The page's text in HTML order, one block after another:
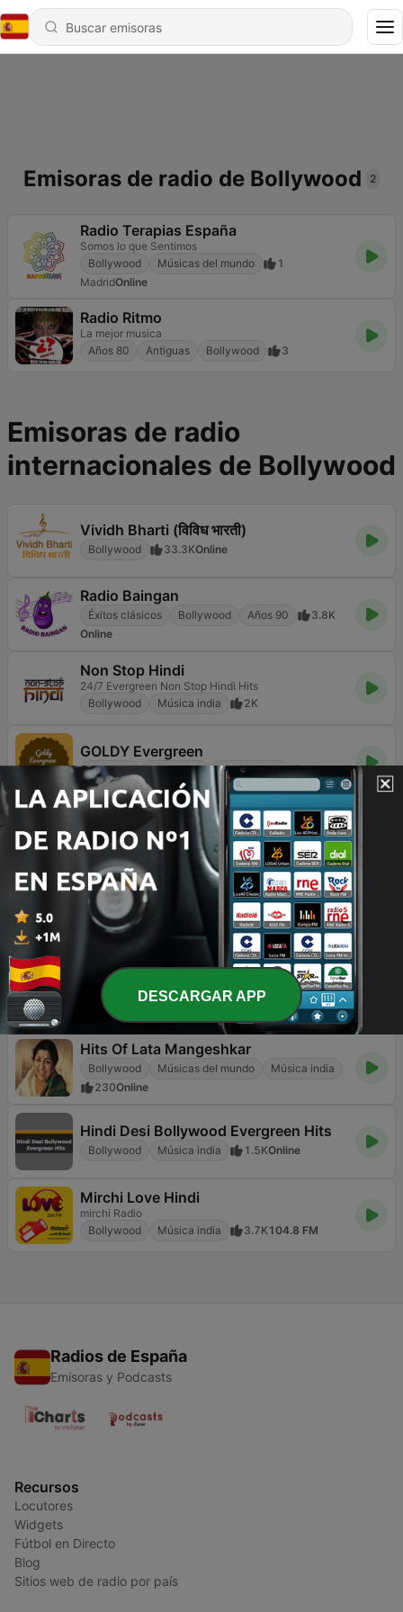
Emisoras de radio de Bollywood 2
Radio Terapias España
Somos lo que Sentimos
Bollywood
Músicas del mundo
1
MadridOnline
Radio Ritmo
La mejor musica
Años 80
Antiguas Bollywood 3
Emisoras de radio
internacionales de Bollywood
Vividh Bharti (विविध भारती)
Bollywood 33.3KOnline
Radio Baingan
Éxitos clásicos Bollywood Años 90
3.8K
Online
Non Stop Hindi
24/7 Evergreen Non Stop Hindi Hits
Bollywood
Música india 2K
GOLDY Evergreen
Antiguas Bollywood Música india 2.2K
Bollywood Gaane Purane
Golden Hits
Antiguas
Bollywood Música india
2.7K
Online
Radio Retro Bollywood 90s
Hits you love
Bollywood
Años 90 Música india 2KOnline
Kumar Sanu
Bollywood 1.1K
Hits Of Lata Mangeshkar
Bollywood Músicas del mundo
Música india
230Online
Hindi Desi Bollywood Evergreen Hits
Bollywood Música india 1.5KOnline
Mirchi Love Hindi
mirchi Radio
Bollywood
Música india 3.7K104.8 FM
Radios de España
Emisoras y Podcasts
Recursos
Locutores
Widgets
Fútbol en Directo
Blog
Sitios web de radio por país
DESCARGAR APP